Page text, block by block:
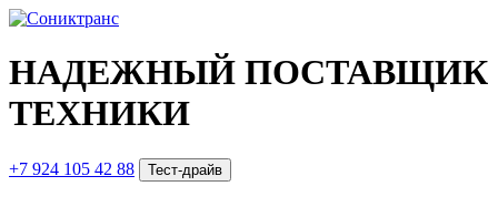
НАДЕЖНЫЙ ПОСТАВЩИК
ТЕХНИКИ
+7 924 105 42 88 Тест-драйв